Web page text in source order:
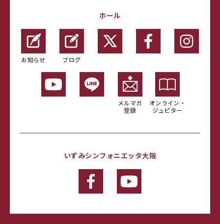
ホール
お知らせ ブログ
メルマガ
登録
オンライン・
ジュピター
いずみシンフォニエッタ大阪